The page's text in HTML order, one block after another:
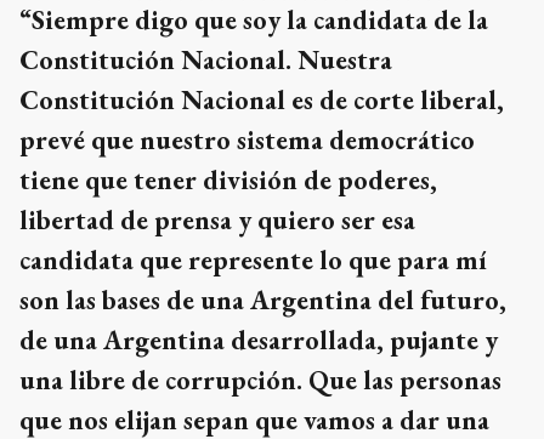
“Siempre digo que soy la candidata de la
Constitución Nacional. Nuestra
Constitución Nacional es de corte liberal,
prevé que nuestro sistema democrático
tiene que tener división de poderes,
libertad de prensa y quiero ser esa
candidata que represente lo que para mí
son las bases de una Argentina del futuro,
de una Argentina desarrollada, pujante y
una libre de corrupción. Que las personas
que nos elijan sepan que vamos a dar una